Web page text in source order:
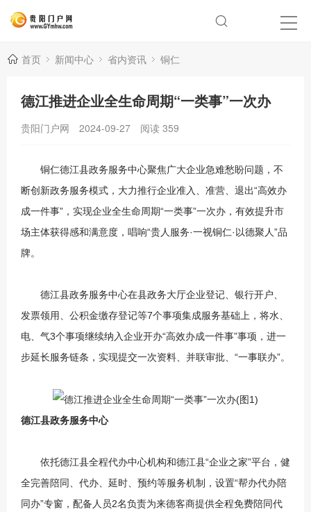
首页 新闻中心 省内资讯 铜仁
德江推进企业全生命周期“一类事”一次办
贵阳门户网 2024-09-27 阅读 359
铜仁德江县政务服务中心聚焦广大企业急难愁盼问题，不
断创新政务服务模式，大力推行企业准入、准营、退出“高效办
成一件事”，实现企业全生命周期“一类事”一次办，有效提升市
场主体获得感和满意度，唱响“贵人服务·一视铜仁·以德聚人”品
牌。
德江县政务服务中心在县政务大厅企业登记、银行开户、
发票领用、公积金缴存登记等7个事项集成服务基础上，将水、
电、气3个事项继续纳入企业开办“高效办成一件事”事项，进一
步延长服务链条，实现提交一次资料、并联审批、“一事联办”。
德江县政务服务中心
依托德江县全程代办中心机构和德江县“企业之家”平台，健
全完善陪同、代办、延时、预约等服务机制，设置“帮办代办陪
同办”专窗，配备人员2名负责为来德客商提供全程免费陪同代